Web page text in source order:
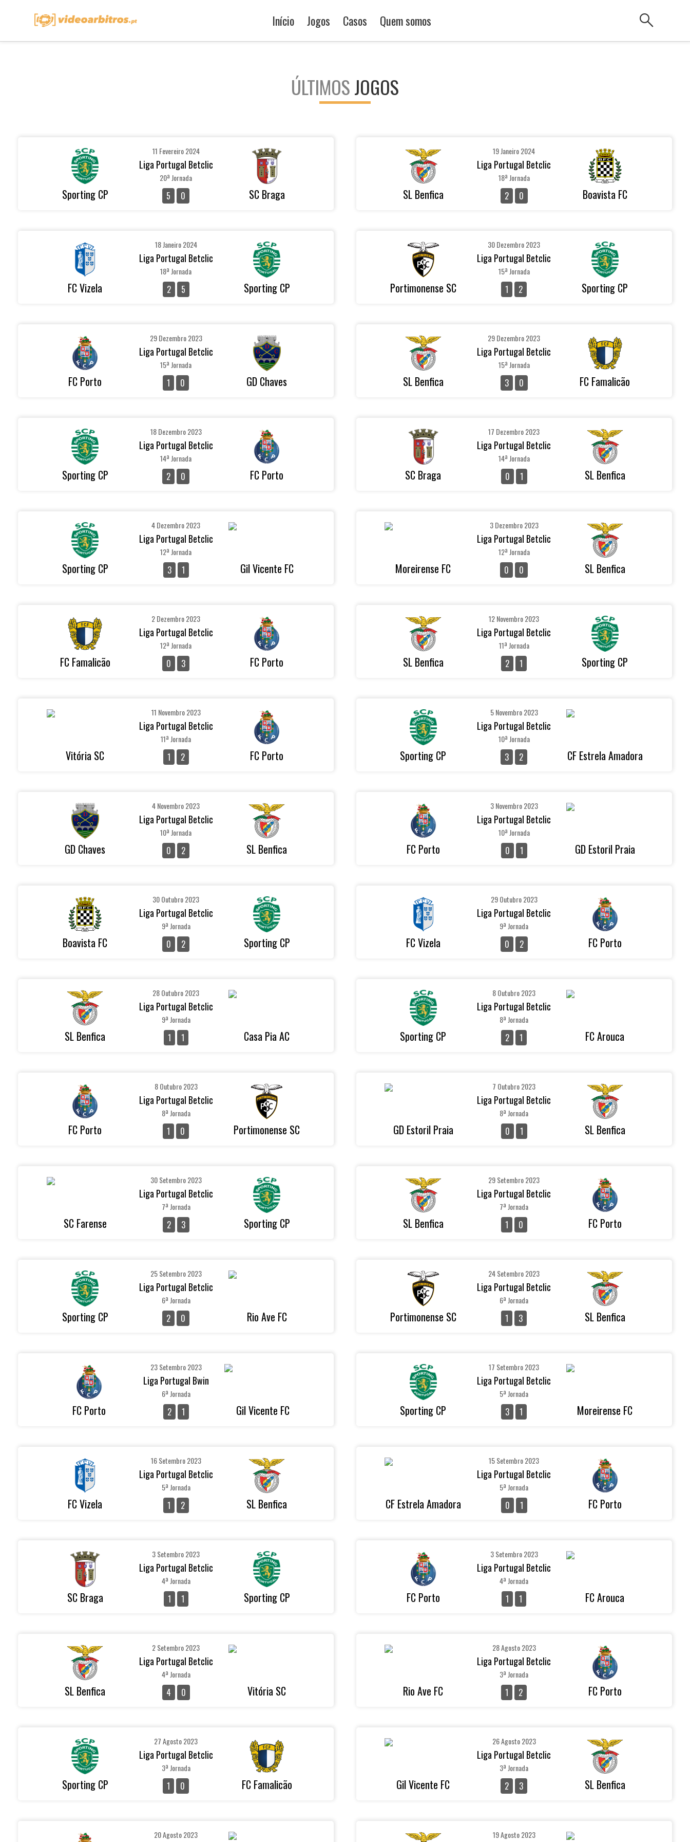
Início Jogos Casos Quem somos search
ÚLTIMOSJOGOS
Sporting CP
11 Fevereiro 2024
Liga Portugal Betclic
20ª Jornada
5 0 SC Braga SL Benfica
19 Janeiro 2024
Liga Portugal Betclic
18ª Jornada
2 0 Boavista FC
FC Vizela
18 Janeiro 2024
Liga Portugal Betclic
18ª Jornada
2 5 Sporting CP Portimonense SC
30 Dezembro 2023
Liga Portugal Betclic
15ª Jornada
1 2 Sporting CP
FC Porto
29 Dezembro 2023
Liga Portugal Betclic
15ª Jornada
1 0 GD Chaves SL Benfica
29 Dezembro 2023
Liga Portugal Betclic
15ª Jornada
3 0 FC Famalicão
Sporting CP
18 Dezembro 2023
Liga Portugal Betclic
14ª Jornada
2 0 FC Porto SC Braga
17 Dezembro 2023
Liga Portugal Betclic
14ª Jornada
0 1 SL Benfica
Sporting CP
4 Dezembro 2023
Liga Portugal Betclic
12ª Jornada
3 1 Gil Vicente FC Moreirense FC
3 Dezembro 2023
Liga Portugal Betclic
12ª Jornada
0 0 SL Benfica
FC Famalicão
2 Dezembro 2023
Liga Portugal Betclic
12ª Jornada
0 3 FC Porto SL Benfica
12 Novembro 2023
Liga Portugal Betclic
11ª Jornada
2 1 Sporting CP
Vitória SC
11 Novembro 2023
Liga Portugal Betclic
11ª Jornada
1 2 FC Porto Sporting CP
5 Novembro 2023
Liga Portugal Betclic
10ª Jornada
3 2 CF Estrela Amadora
GD Chaves
4 Novembro 2023
Liga Portugal Betclic
10ª Jornada
0 2 SL Benfica FC Porto
3 Novembro 2023
Liga Portugal Betclic
10ª Jornada
0 1 GD Estoril Praia
Boavista FC
30 Outubro 2023
Liga Portugal Betclic
9ª Jornada
0 2 Sporting CP FC Vizela
29 Outubro 2023
Liga Portugal Betclic
9ª Jornada
0 2 FC Porto
SL Benfica
28 Outubro 2023
Liga Portugal Betclic
9ª Jornada
1 1 Casa Pia AC Sporting CP
8 Outubro 2023
Liga Portugal Betclic
8ª Jornada
2 1 FC Arouca
FC Porto
8 Outubro 2023
Liga Portugal Betclic
8ª Jornada
1 0 Portimonense SC GD Estoril Praia
7 Outubro 2023
Liga Portugal Betclic
8ª Jornada
0 1 SL Benfica
SC Farense
30 Setembro 2023
Liga Portugal Betclic
7ª Jornada
2 3 Sporting CP SL Benfica
29 Setembro 2023
Liga Portugal Betclic
7ª Jornada
1 0 FC Porto
Sporting CP
25 Setembro 2023
Liga Portugal Betclic
6ª Jornada
2 0 Rio Ave FC Portimonense SC
24 Setembro 2023
Liga Portugal Betclic
6ª Jornada
1 3 SL Benfica
FC Porto
23 Setembro 2023
Liga Portugal Bwin
6ª Jornada
2 1 Gil Vicente FC Sporting CP
17 Setembro 2023
Liga Portugal Betclic
5ª Jornada
3 1 Moreirense FC
FC Vizela
16 Setembro 2023
Liga Portugal Betclic
5ª Jornada
1 2 SL Benfica CF Estrela Amadora
15 Setembro 2023
Liga Portugal Betclic
5ª Jornada
0 1 FC Porto
SC Braga
3 Setembro 2023
Liga Portugal Betclic
4ª Jornada
1 1 Sporting CP FC Porto
3 Setembro 2023
Liga Portugal Betclic
4ª Jornada
1 1 FC Arouca
SL Benfica
2 Setembro 2023
Liga Portugal Betclic
4ª Jornada
4 0 Vitória SC Rio Ave FC
28 Agosto 2023
Liga Portugal Betclic
3ª Jornada
1 2 FC Porto
Sporting CP
27 Agosto 2023
Liga Portugal Betclic
3ª Jornada
1 0 FC Famalicão Gil Vicente FC
26 Agosto 2023
Liga Portugal Betclic
3ª Jornada
2 3 SL Benfica
20 Agosto 2023 19 Agosto 2023